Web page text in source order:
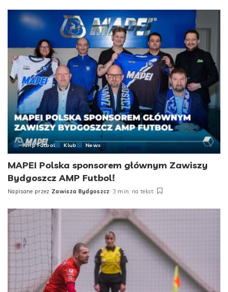
Amp Futbol Klub News
MAPEI Polska sponsorem głównym Zawiszy
Bydgoszcz AMP Futbol!
Posted
Napisane przez Zawisza Bydgoszcz 3 min. na tekst